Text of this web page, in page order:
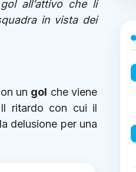
all’attivo che li
in vista dei
un gol che viene
ritardo con cui il
delusione per una